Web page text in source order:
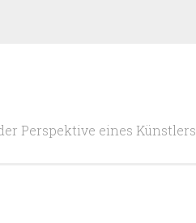
Perspektive eines Künstlers.